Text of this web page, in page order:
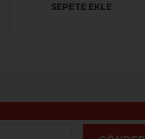
SEPETE EKLE